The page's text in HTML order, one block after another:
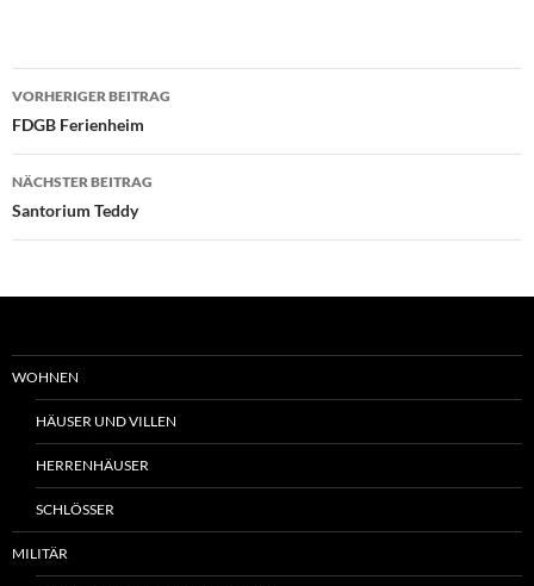
Beitrags-
Navigation
VORHERIGER BEITRAG
FDGB Ferienheim
NÄCHSTER BEITRAG
Santorium Teddy
WOHNEN
HÄUSER UND VILLEN
HERRENHÄUSER
SCHLÖSSER
MILITÄR